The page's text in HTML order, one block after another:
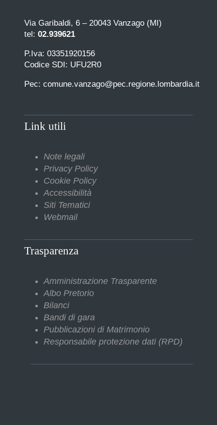
Via Garibaldi, 6 – 20043 Vanzago (MI)
tel: 02.939621
P.Iva: 03351920156
Codice SDI: UFU2R0
Pec: comune.vanzago@pec.regione.lombardia.it
Link utili
Note legali
Privacy Policy
Cookie Policy
Accessibilità
Siti Tematici
Webmail
Trasparenza
Amministrazione Trasparente
Albo Pretorio
Bilanci
Bandi di gara
Pubblicazioni di Matrimonio
Responsabile protezione dati (RPD)